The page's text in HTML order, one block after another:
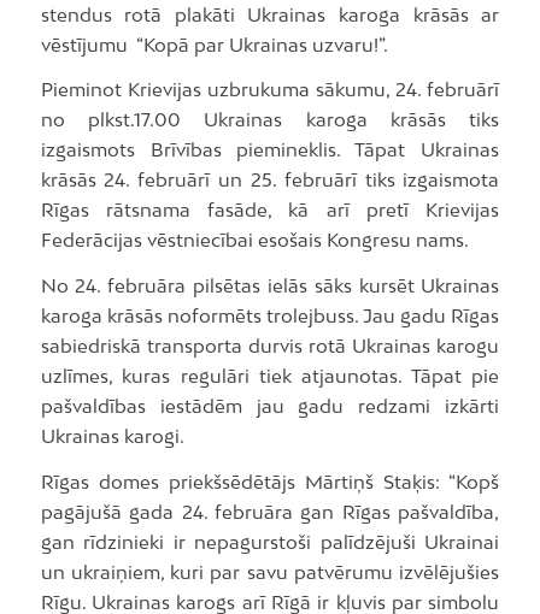
stendus rotā plakāti Ukrainas karoga krāsās ar
vēstījumu “Kopā par Ukrainas uzvaru!”.
Pieminot Krievijas uzbrukuma sākumu, 24. februārī
no plkst.17.00 Ukrainas karoga krāsās tiks
izgaismots Brīvības piemineklis. Tāpat Ukrainas
krāsās 24. februārī un 25. februārī tiks izgaismota
Rīgas rātsnama fasāde, kā arī pretī Krievijas
Federācijas vēstniecībai esošais Kongresu nams.
No 24. februāra pilsētas ielās sāks kursēt Ukrainas
karoga krāsās noformēts trolejbuss. Jau gadu Rīgas
sabiedriskā transporta durvis rotā Ukrainas karogu
uzlīmes, kuras regulāri tiek atjaunotas. Tāpat pie
pašvaldības iestādēm jau gadu redzami izkārti
Ukrainas karogi.
Rīgas domes priekšsēdētājs Mārtiņš Staķis: “Kopš
pagājušā gada 24. februāra gan Rīgas pašvaldība,
gan rīdzinieki ir nepagurstoši palīdzējuši Ukrainai
un ukraiņiem, kuri par savu patvērumu izvēlējušies
Rīgu. Ukrainas karogs arī Rīgā ir kļuvis par simbolu